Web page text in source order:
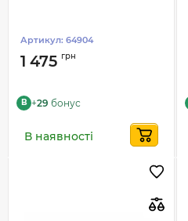
Артикул: 64904
1 475 грн
B +29 бонус
В наявності